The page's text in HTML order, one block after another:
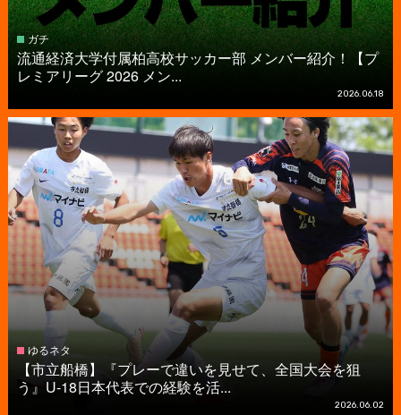
ガチ
流通経済大学付属柏高校サッカー部 メンバー紹介！【プ
レミアリーグ 2026 メン...
2026.06.18
ゆるネタ
【市立船橋】『プレーで違いを見せて、全国大会を狙
う』U-18日本代表での経験を活...
2026.06.02